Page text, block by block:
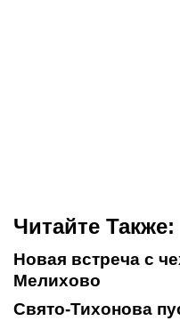
Читайте Также:
Новая встреча с
Мелихово
Свято-Тихонова